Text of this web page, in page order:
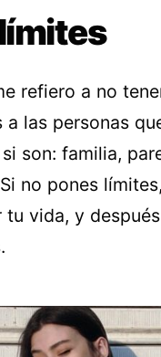
refiero a no
a las personas
son: familia,
no pones
tu vida, y